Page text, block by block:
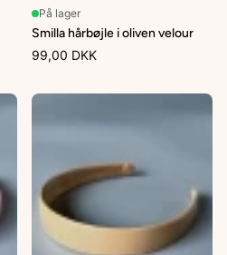
På lager
Smilla hårbøjle i oliven velour
99,00 DKK